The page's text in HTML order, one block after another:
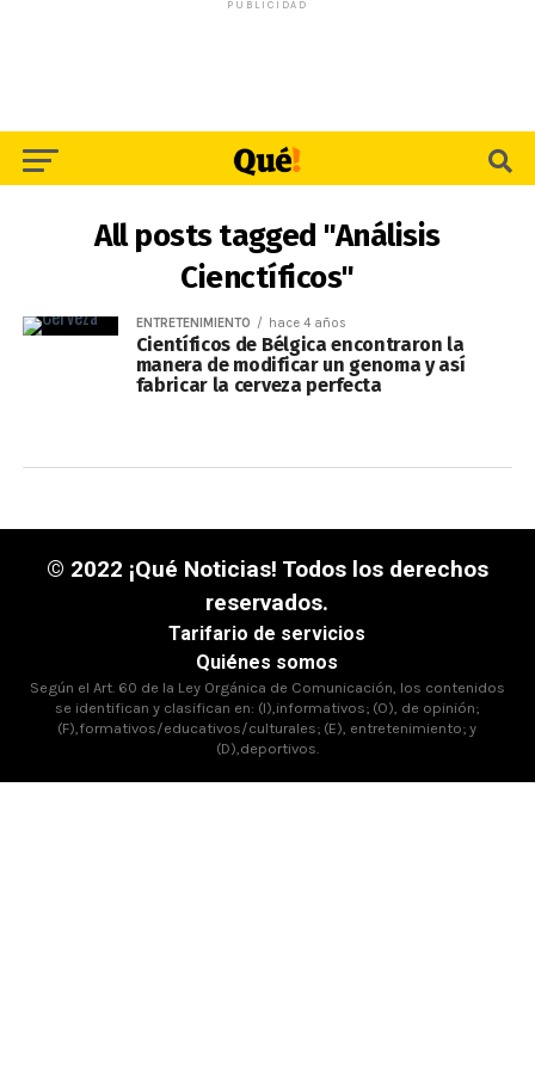
PUBLICIDAD
All posts tagged "Análisis
Cienctíficos"
ENTRETENIMIENTO hace 4 años
Científicos de Bélgica encontraron la
manera de modificar un genoma y así
fabricar la cerveza perfecta
© 2022 ¡Qué Noticias! Todos los derechos
reservados.
Tarifario de servicios
Quiénes somos
Según el Art. 60 de la Ley Orgánica de Comunicación, los contenidos
se identifican y clasifican en: (I),informativos; (O), de opinión;
(F),formativos/educativos/culturales; (E), entretenimiento; y
(D),deportivos.